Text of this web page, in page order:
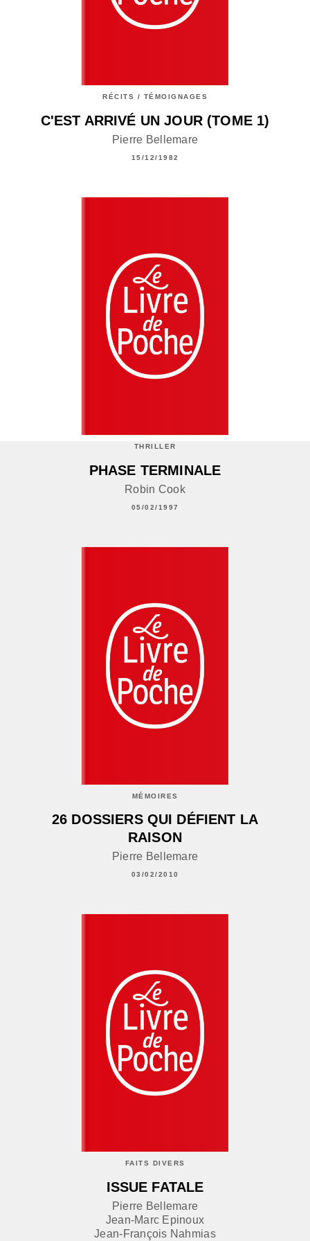
RÉCITS / TÉMOIGNAGES
C'EST ARRIVÉ UN JOUR (TOME 1)
Pierre Bellemare
15/12/1982
THRILLER
PHASE TERMINALE
Robin Cook
05/02/1997
MÉMOIRES
26 DOSSIERS QUI DÉFIENT LA
RAISON
Pierre Bellemare
03/02/2010
FAITS DIVERS
ISSUE FATALE
Pierre Bellemare
Jean-Marc Epinoux
Jean-François Nahmias